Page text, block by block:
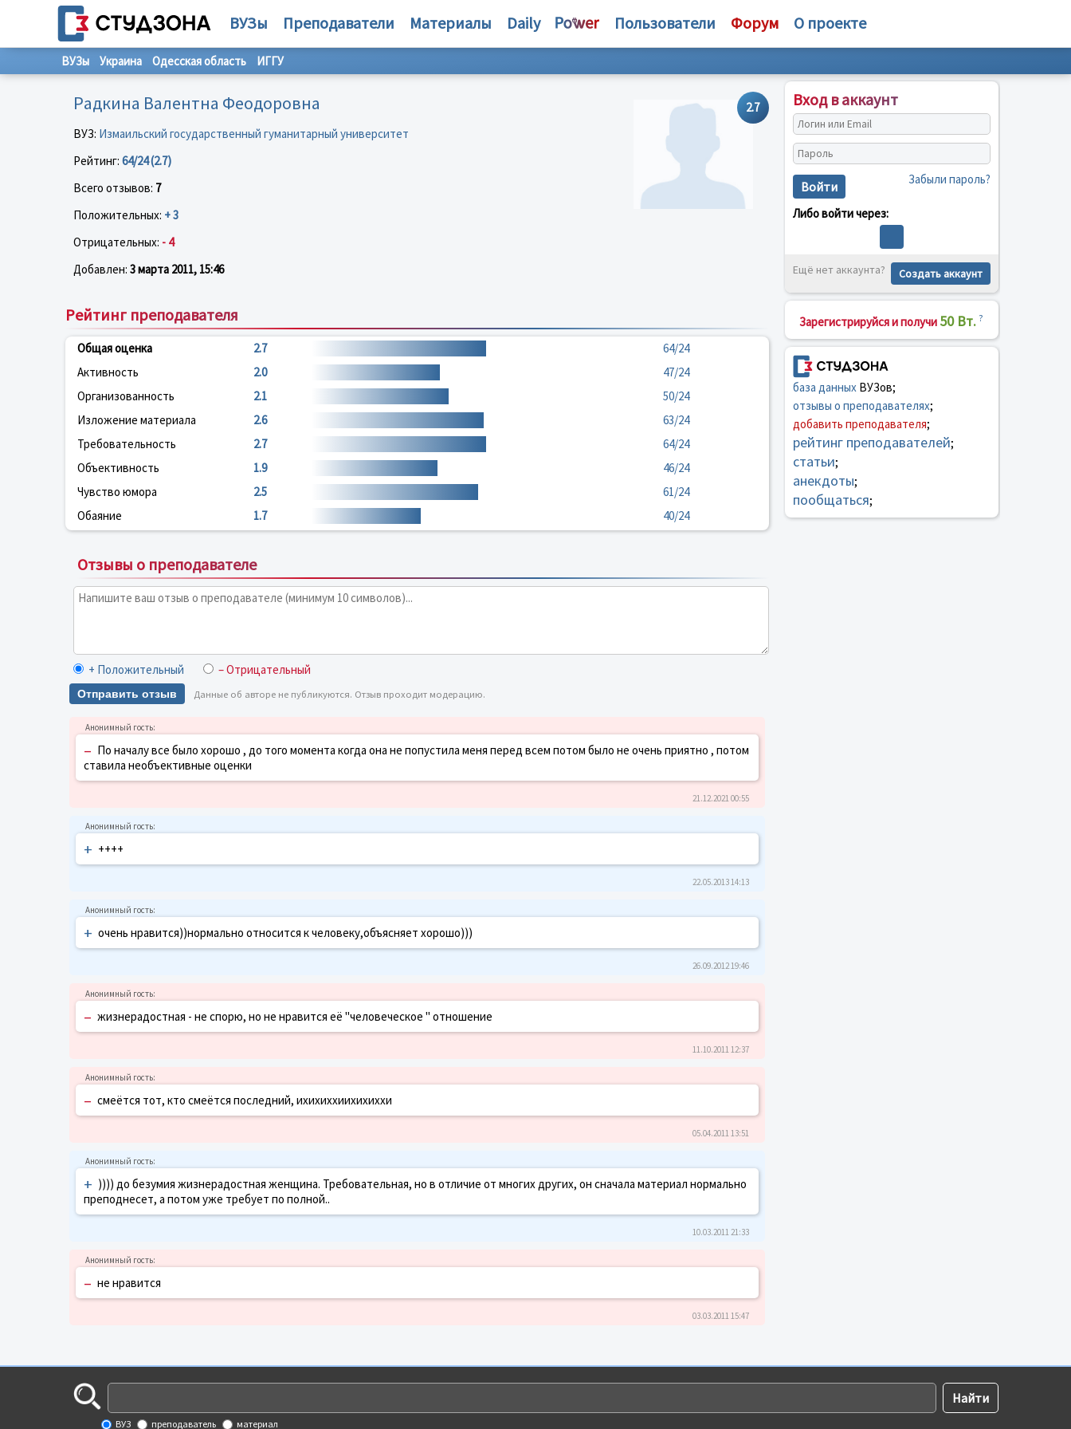
ВУЗы Преподаватели Материалы Daily Пользователи Форум О проекте
ВУЗы Украина Одесская область ИГГУ
2.7
Pадкина Валентна Феодоровна
ВУЗ: Измаильский государственный гуманитарный университет
Рейтинг: 64/24 (2.7)
Всего отзывов: 7
Положительных: + 3
Отрицательных: - 4
Добавлен: 3 марта 2011, 15:46
Рейтинг преподавателя
Общая оценка 2.7
64/24
Активность
2.0
47/24
Организованность
2.1
50/24
Изложение материала
2.6
63/24
Требовательность
2.7
64/24
Объективность
1.9
46/24
Чувство юмора
2.5
61/24
Обаяние
1.7 40/24
Отзывы о преподавателе
+ Положительный – Отрицательный
Отправить отзыв Данные об авторе не публикуются. Отзыв проходит модерацию.
– По началу все было хорошо , до того момента когда она не попустила меня перед всем потом было не очень приятно , потом
ставила необъективные оценки
21.12.2021 00:55
+ ++++
22.05.2013 14:13
+ очень нравится))нормально относится к человеку,объясняет хорошо)))
26.09.2012 19:46
– жизнерадостная - не спорю, но не нравится её "человеческое " отношение
11.10.2011 12:37
– смеётся тот, кто смеётся последний, ихихиххиихихиххи
05.04.2011 13:51
+ )))) до безумия жизнерадостная женщина. Требовательная, но в отличие от многих других, он сначала материал нормально
преподнесет, а потом уже требует по полной..
10.03.2011 21:33
– не нравится
03.03.2011 15:47
Вход в аккаунт
Войти Забыли пароль?
Либо войти через:
Ещё нет аккаунта? Создать аккаунт
Зарегистрируйся и получи 50 Вт. ?
база данныхВУЗов;
отзывы о преподавателях;
добавить преподавателя;
рейтинг преподавателей;
статьи;
анекдоты;
пообщаться;
ВУЗ преподаватель материал